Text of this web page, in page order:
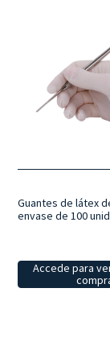
Guantes de látex
envase de 100
Accede para